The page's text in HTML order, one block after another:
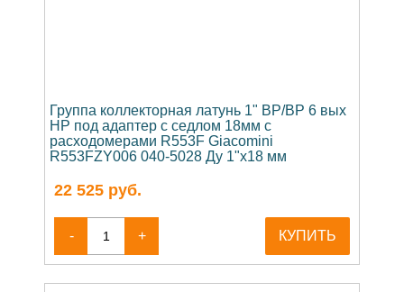
Группа коллекторная латунь 1" ВР/ВР 6 вых
НР под адаптер с седлом 18мм с
расходомерами R553F Giacomini
R553FZY006 040-5028 Ду 1"х18 мм
22 525 руб.
- + КУПИТЬ